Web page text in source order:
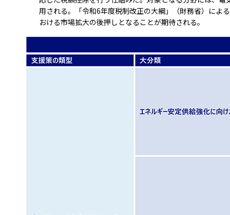
用される。「令和6年度税制改正の大綱」（財務省）によ
おける市場拡大の後押しとなることが期待される。